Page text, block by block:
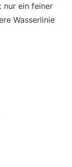
nur ein feiner
Wasserlinie